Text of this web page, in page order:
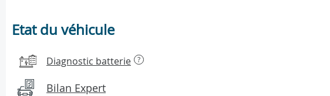
Etat du véhicule
Diagnostic batterie ?
Bilan Expert